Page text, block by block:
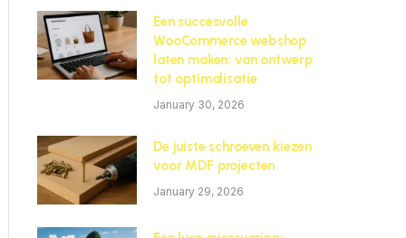
Een succesvolle
WooCommerce webshop
laten maken: van ontwerp
tot optimalisatie
January 30, 2026
De juiste schroeven kiezen
voor MDF projecten
January 29, 2026